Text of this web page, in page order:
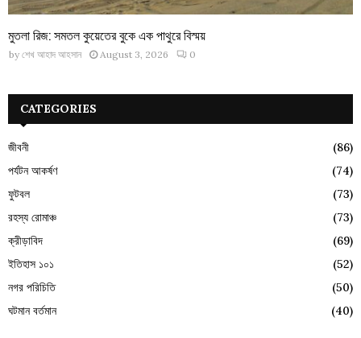
মুতলা রিজ: সমতল কুয়েতের বুকে এক পাথুরে বিস্ময়
by শেখ আহাদ আহসান August 3, 2026 0
CATEGORIES
জীবনী
(86)
পর্যটন আকর্ষণ
(74)
ফুটবল
(73)
রহস্য রোমাঞ্চ
(73)
ক্রীড়াবিদ
(69)
ইতিহাস ১০১
(52)
নগর পরিচিতি
(50)
ঘটমান বর্তমান
(40)